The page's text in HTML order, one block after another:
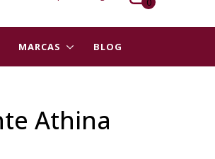
MARCAS BLOG
Athina